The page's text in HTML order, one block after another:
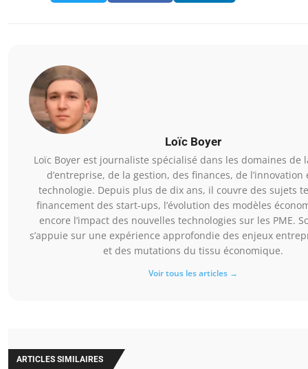
Loïc Boyer
Loïc Boyer est journaliste spécialisé dans les domaines de
d’entreprise, de la gestion, des finances, de l’innovation
technologie. Depuis plus de dix ans, il couvre des sujets
financement des start-ups, l’évolution des modèles
encore l’impact des nouvelles technologies sur les PME.
s’appuie sur une expérience approfondie des enjeux
et des mutations du tissu économique.
Voir tous les articles →
ARTICLES SIMILAIRES